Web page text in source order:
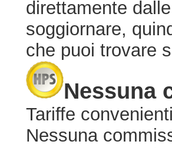
direttamente
soggiornare,
che puoi trovare
Nessuna
Tariffe
Nessuna